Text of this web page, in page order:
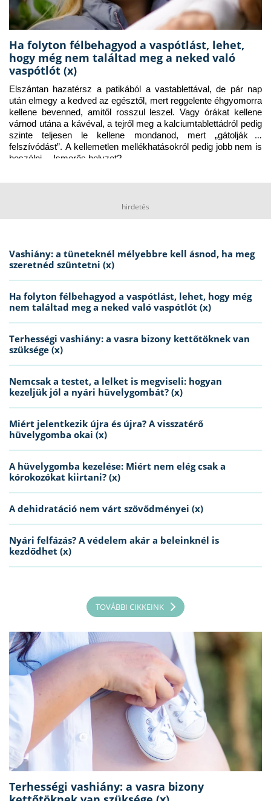
Ha folyton félbehagyod a vaspótlást, lehet,
hogy még nem találtad meg a neked való
vaspótlót (x)
Elszántan hazatérsz a patikából a vastablettával, de pár nap
után elmegy a kedved az egésztől, mert reggelente éhgyomorra
kellene bevenned, amitől rosszul leszel. Vagy órákat kellene
várnod utána a kávéval, a tejről meg a kalciumtablettádról pedig
szinte teljesen le kellene mondanod, mert „gátolják a
felszívódást”. A kellemetlen mellékhatásokról pedig jobb nem is
beszélni… Ismerős helyzet?
hirdetés
Vashiány: a tüneteknél mélyebbre kell ásnod, ha meg
szeretnéd szüntetni (x)
Ha folyton félbehagyod a vaspótlást, lehet, hogy még
nem találtad meg a neked való vaspótlót (x)
Terhességi vashiány: a vasra bizony kettőtöknek van
szüksége (x)
Nemcsak a testet, a lelket is megviseli: hogyan
kezeljük jól a nyári hüvelygombát? (x)
Miért jelentkezik újra és újra? A visszatérő
hüvelygomba okai (x)
A hüvelygomba kezelése: Miért nem elég csak a
kórokozókat kiirtani? (x)
A dehidratáció nem várt szövődményei (x)
Nyári felfázás? A védelem akár a beleinknél is
kezdődhet (x)
TOVÁBBI CIKKEINK
Terhességi vashiány: a vasra bizony